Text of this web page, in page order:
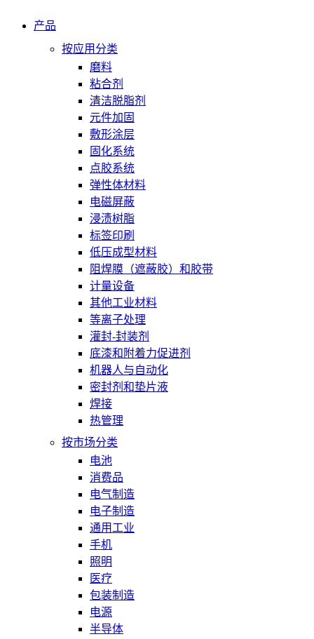
产品
按应用分类
磨料
粘合剂
清洁脱脂剂
元件加固
敷形涂层
固化系统
点胶系统
弹性体材料
电磁屏蔽
浸渍树脂
标签印刷
低压成型材料
阻焊膜（遮蔽胶）和胶带
计量设备
其他工业材料
等离子处理
灌封-封装剂
底漆和附着力促进剂
机器人与自动化
密封剂和垫片液
焊接
热管理
按市场分类
电池
消费品
电气制造
电子制造
通用工业
手机
照明
医疗
包装制造
电源
半导体